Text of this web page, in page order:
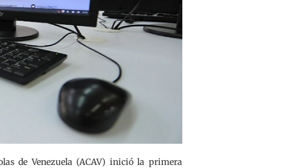
de Venezuela (ACAV) inició la primera